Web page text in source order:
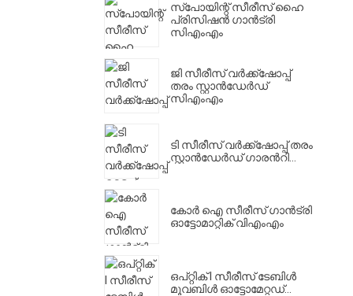
സ്പോയിന്റ് സീരീസ് ഹൈ
പ്രിസിഷൻ ഗാൻട്രി
സിഎംഎം
ജി സീരീസ് വർക്ക്‌ഷോപ്പ്
തരം സ്റ്റാൻഡേർഡ്
സിഎംഎം
ടി സീരീസ് വർക്ക്‌ഷോപ്പ് തരം
സ്റ്റാൻഡേർഡ് ഗാരൻറി...
കോർ ഐ സീരീസ് ഗാൻട്രി
ഓട്ടോമാറ്റിക് വിഎംഎം
ഒപ്റ്റിക് I സീരീസ് ടേബിൾ
മൂവബിൾ ഓട്ടോമേറ്റഡ്...